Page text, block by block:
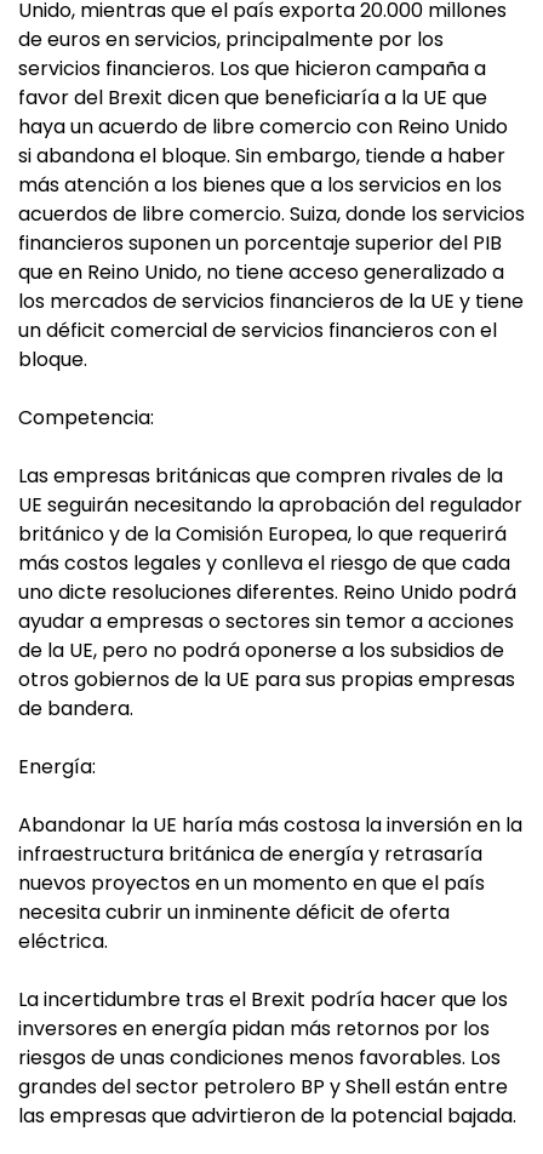
Unido, mientras que el país exporta 20.000 millones
de euros en servicios, principalmente por los
servicios financieros. Los que hicieron campaña a
favor del Brexit dicen que beneficiaría a la UE que
haya un acuerdo de libre comercio con Reino Unido
si abandona el bloque. Sin embargo, tiende a haber
más atención a los bienes que a los servicios en los
acuerdos de libre comercio. Suiza, donde los servicios
financieros suponen un porcentaje superior del PIB
que en Reino Unido, no tiene acceso generalizado a
los mercados de servicios financieros de la UE y tiene
un déficit comercial de servicios financieros con el
bloque.
Competencia:
Las empresas británicas que compren rivales de la
UE seguirán necesitando la aprobación del regulador
británico y de la Comisión Europea, lo que requerirá
más costos legales y conlleva el riesgo de que cada
uno dicte resoluciones diferentes. Reino Unido podrá
ayudar a empresas o sectores sin temor a acciones
de la UE, pero no podrá oponerse a los subsidios de
otros gobiernos de la UE para sus propias empresas
de bandera.
Energía:
Abandonar la UE haría más costosa la inversión en la
infraestructura británica de energía y retrasaría
nuevos proyectos en un momento en que el país
necesita cubrir un inminente déficit de oferta
eléctrica.
La incertidumbre tras el Brexit podría hacer que los
inversores en energía pidan más retornos por los
riesgos de unas condiciones menos favorables. Los
grandes del sector petrolero BP y Shell están entre
las empresas que advirtieron de la potencial bajada.